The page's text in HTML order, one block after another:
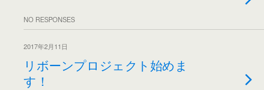
NO RESPONSES
2017年2月11日
リボーンプロジェクト始めま
す！